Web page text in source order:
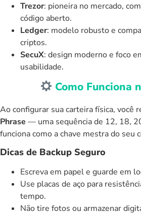
Trezor: pioneira no mercado,
código aberto.
Ledger: modelo robusto e
criptos.
SecuX: design moderno e foco
usabilidade.
Como Funciona
Ao configurar sua carteira física, você
Phrase — uma sequência de 12, 18,
funciona como a chave mestra do seu
Dicas de Backup Seguro
Escreva em papel e guarde em
Use placas de aço para
tempo.
Não tire fotos ou armazenar